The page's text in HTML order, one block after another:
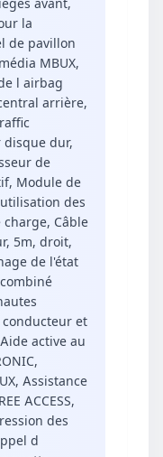
avant,
la
de pavillon
MBUX,
l airbag
arrière,
dur,
de
Module de
des
charge, Câble
5m, droit,
de l'état
conducteur et
active au
Assistance
ACCESS,
des
d